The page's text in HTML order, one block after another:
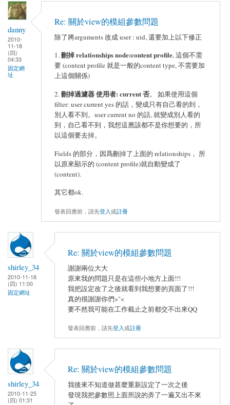
danny
2010-
11-18
(四)
04:33
固定網
址
Re: 關於view的模組參數問題
除了將arguments 改成 user : uid, 還要加上以下修正
1.刪掉 relationships node:content profile, 這個不需
要 (content profile 就是一般的content type, 不需要加
上這個關係)
2.刪掉過濾器 使用者: current 否。 如果使用這個
filter: user current yes 的話，變成只有自己看的到，
別人看不到。user current no 的話, 就變成別人看的
到，自己看不到，我想這應該都不是你想要的，所
以這個要去掉。
Fields 的部分，因爲刪掉了上面的 relationships， 所
以原來顯示的 (content profile)就自動變成了
(content).
其它都ok.
發表回應前，請先登入或註冊
shirley_34
2010-11-18
(四) 11:00
固定網址
Re: 關於view的模組參數問題
謝謝兩位大大
原來我的問題只是在這些小地方上面!!!
我把設定改了之後就看到我想要的頁面了!!!
真的很謝謝你們>"<
要不然我可能在工作截止之前都交不出來QQ
發表回應前，請先登入或註冊
shirley_34
2010-11-25
(四) 01:31
Re: 關於view的模組參數問題
我後來不知道做甚麼重新設定了一次之後
發現我把參數照上面所說的弄了一遍又出不來